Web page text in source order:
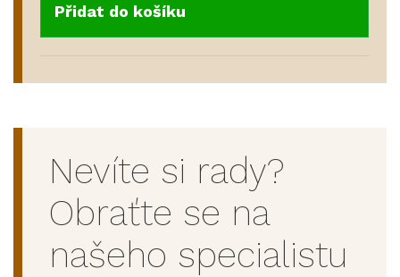
Přidat do košíku
Nevíte si rady?
Obraťte se na
našeho specialistu